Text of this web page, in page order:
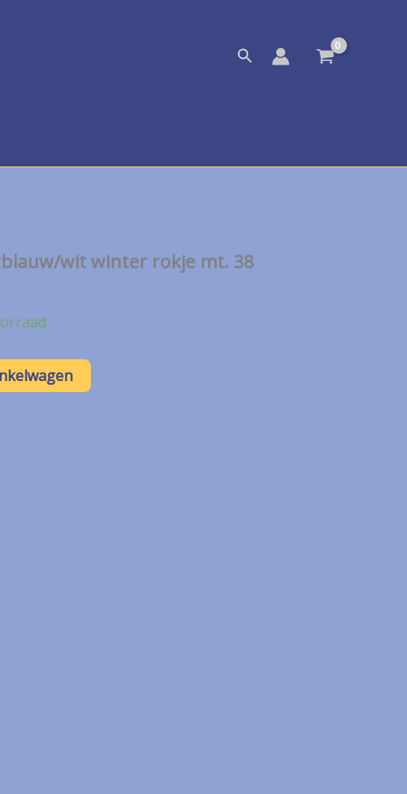
Zoeken
wit winter rokje mt. 38